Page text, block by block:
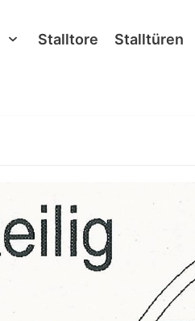
Stalltore Stalltüren